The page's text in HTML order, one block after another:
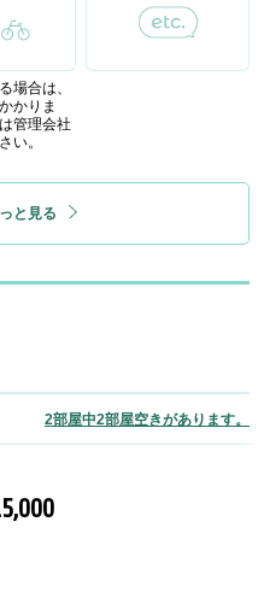
場合は、
かりま
管理会社
い。
と見る
2部屋中2部屋空きがあります。